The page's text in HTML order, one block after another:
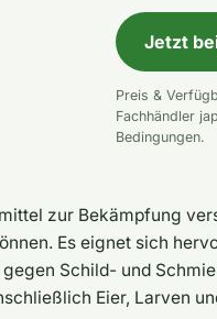
Jetzt
Preis &
Fachhändler
Bedingungen.
zur Bekämpfung
Es eignet sich
Schild- und
Eier, Larven